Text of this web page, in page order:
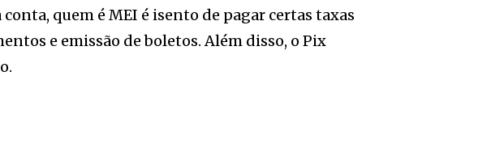
quem é MEI é isento de pagar certas taxas
e emissão de boletos. Além disso, o Pix